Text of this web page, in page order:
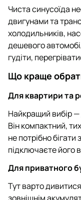
Чиста синусоїда
двигунами та
холодильників,
дешевого
гудіти,
Що краще
Для квартири та
Найкращий вибір —
Він компактний,
не потрібно
підключаєте його
Для приватного
Тут варто